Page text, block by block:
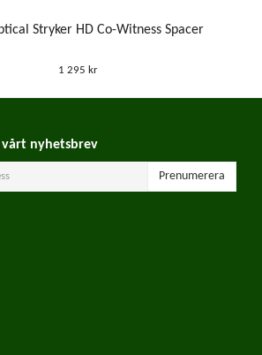
Stryker HD Co-Witness Spacer
1 295 kr
nyhetsbrev
Prenumerera